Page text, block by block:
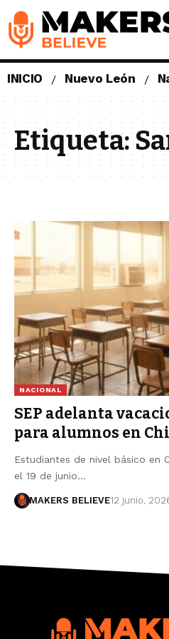
INICIO Nuevo León
Etiqueta:
NACIONAL
SEP adelanta
para alumnos en
Estudiantes de nivel básico en
el 19 de junio…
MAKERS BELIEVE12 junio,